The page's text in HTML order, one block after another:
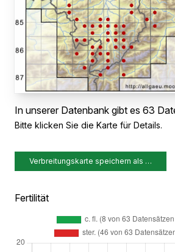
In unserer Datenbank gibt es 63
Bitte klicken Sie die Karte für Details.
Verbreitungskarte speichern als …
Fertilität